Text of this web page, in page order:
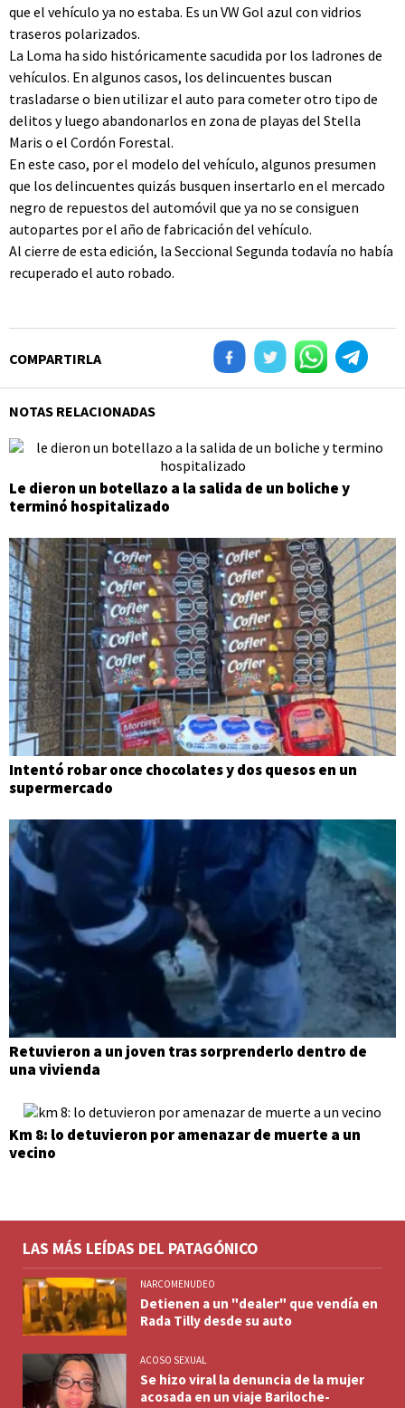
que el vehículo ya no estaba. Es un VW Gol azul con vidrios
traseros polarizados.
La Loma ha sido históricamente sacudida por los ladrones de
vehículos. En algunos casos, los delincuentes buscan
trasladarse o bien utilizar el auto para cometer otro tipo de
delitos y luego abandonarlos en zona de playas del Stella
Maris o el Cordón Forestal.
En este caso, por el modelo del vehículo, algunos presumen
que los delincuentes quizás busquen insertarlo en el mercado
negro de repuestos del automóvil que ya no se consiguen
autopartes por el año de fabricación del vehículo.
Al cierre de esta edición, la Seccional Segunda todavía no había
recuperado el auto robado.
COMPARTIRLA
NOTAS RELACIONADAS
Le dieron un botellazo a la salida de un boliche y
terminó hospitalizado
Intentó robar once chocolates y dos quesos en un
supermercado
Retuvieron a un joven tras sorprenderlo dentro de
una vivienda
Km 8: lo detuvieron por amenazar de muerte a un
vecino
LAS MÁS LEÍDAS DEL PATAGÓNICO
NARCOMENUDEO
Detienen a un "dealer" que vendía en
Rada Tilly desde su auto
ACOSO SEXUAL
Se hizo viral la denuncia de la mujer
acosada en un viaje Bariloche-